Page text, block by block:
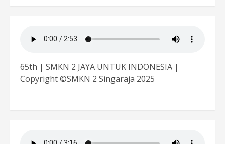
65th | SMKN 2 JAYA UNTUK INDONESIA |
Copyright ©SMKN 2 Singaraja 2025